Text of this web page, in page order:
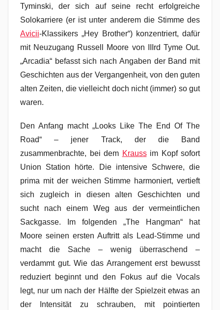
Tyminski, der sich auf seine recht erfolgreiche
Solokarriere (er ist unter anderem die Stimme des
Avicii-Klassikers „Hey Brother“) konzentriert, dafür
mit Neuzugang Russell Moore von IIIrd Tyme Out.
„Arcadia“ befasst sich nach Angaben der Band mit
Geschichten aus der Vergangenheit, von den guten
alten Zeiten, die vielleicht doch nicht (immer) so gut
waren.
Den Anfang macht „Looks Like The End Of The
Road“ – jener Track, der die Band
zusammenbrachte, bei dem Kraussim Kopf sofort
Union Station hörte. Die intensive Schwere, die
prima mit der weichen Stimme harmoniert, vertieft
sich zugleich in diesen alten Geschichten und
sucht nach einem Weg aus der vermeintlichen
Sackgasse. Im folgenden „The Hangman“ hat
Moore seinen ersten Auftritt als Lead-Stimme und
macht die Sache – wenig überraschend –
verdammt gut. Wie das Arrangement erst bewusst
reduziert beginnt und den Fokus auf die Vocals
legt, nur um nach der Hälfte der Spielzeit etwas an
der Intensität zu schrauben, mit pointierten